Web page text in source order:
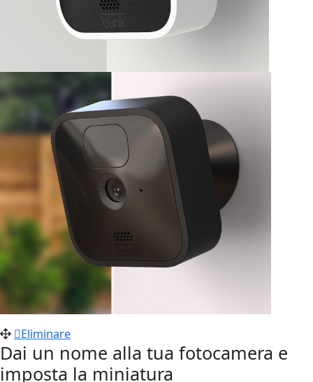
Eliminare
Dai un nome alla tua fotocamera e
imposta la miniatura